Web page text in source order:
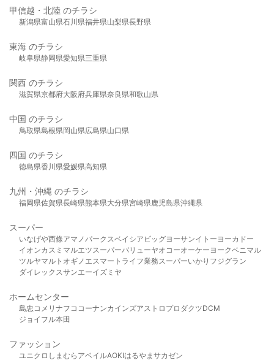
甲信越・北陸 のチラシ
新潟県富山県石川県福井県山梨県長野県
東海 のチラシ
岐阜県静岡県愛知県三重県
関西 のチラシ
滋賀県京都府大阪府兵庫県奈良県和歌山県
中国 のチラシ
鳥取県島根県岡山県広島県山口県
四国 のチラシ
徳島県香川県愛媛県高知県
九州・沖縄 のチラシ
福岡県佐賀県長崎県熊本県大分県宮崎県 鹿児島県沖縄県
スーパー
いなげや西條アマノパークスベイシア ビッグヨーサンイトーヨーカドー
イオンカスミ マルエツ スーパーバリューヤオコーオーケー ヨークベニマル
ツルヤマルト オギノ エスマート ライフ業務スーパーいかり フジグラン
ダイレックスサンエーイズミヤ
ホームセンター
島忠 コメリ ナフコ コーナンカインズアストロプロダクツDCM
ジョイフル本田
ファッション
ユニクロ しまむら アベイルAOKIはるやま サカゼン